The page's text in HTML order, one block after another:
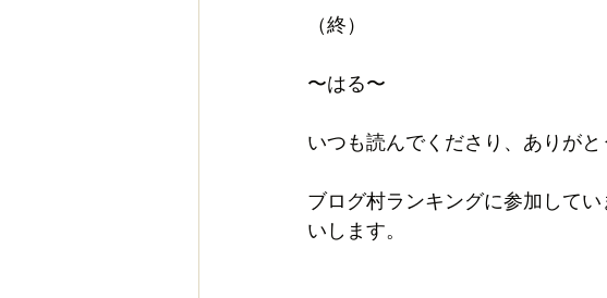
（終）
〜はる〜
いつも読んでくださり、ありが
ブログ村ランキングに参加して
いします。